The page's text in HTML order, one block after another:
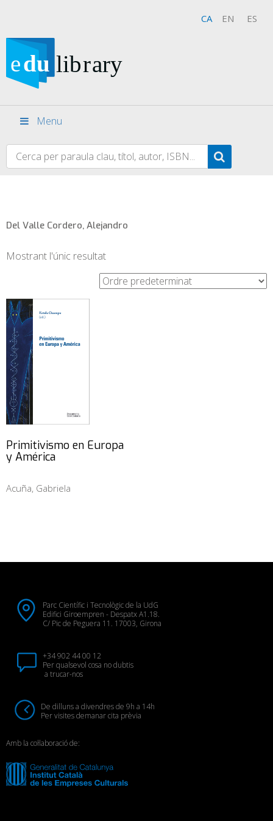
CA EN ES
Menu
Del Valle Cordero, Alejandro
Mostrant l'únic resultat
Primitivismo en Europa
y América
Acuña, Gabriela
Parc Científic i Tecnològic de la UdG
Edifici Giroempren - Despatx A1.18.
C/ Pic de Peguera 11. 17003, Girona
+34 902 44 00 12
Per qualsevol cosa no dubtis
a trucar-nos
De dilluns a divendres de 9h a 14h
Per visites demanar cita prèvia
Amb la col·laboració de: